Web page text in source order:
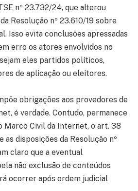
nº 23.732/24, que alterou
Resolução nº 23.610/19 sobre
Isso evita conclusões apressadas
erro os atores envolvidos no
eles partidos políticos,
de aplicação ou eleitores.
obrigações aos provedores de
é verdade. Contudo, permanece
Marco Civil da Internet, o art. 38
as disposições da Resolução nº
claro que a eventual
não exclusão de conteúdos
ocorrer após ordem judicial